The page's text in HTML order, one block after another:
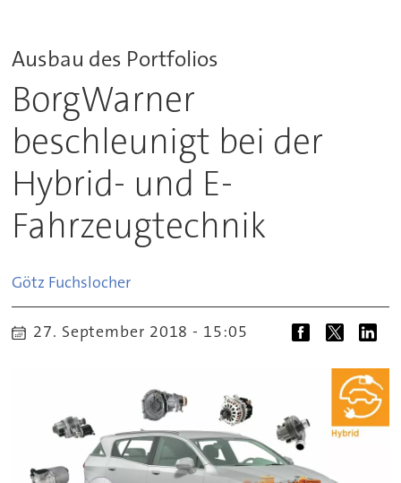
Ausbau des Portfolios
BorgWarner
beschleunigt bei der
Hybrid- und E-
Fahrzeugtechnik
Götz Fuchslocher
27. September 2018 - 15:05